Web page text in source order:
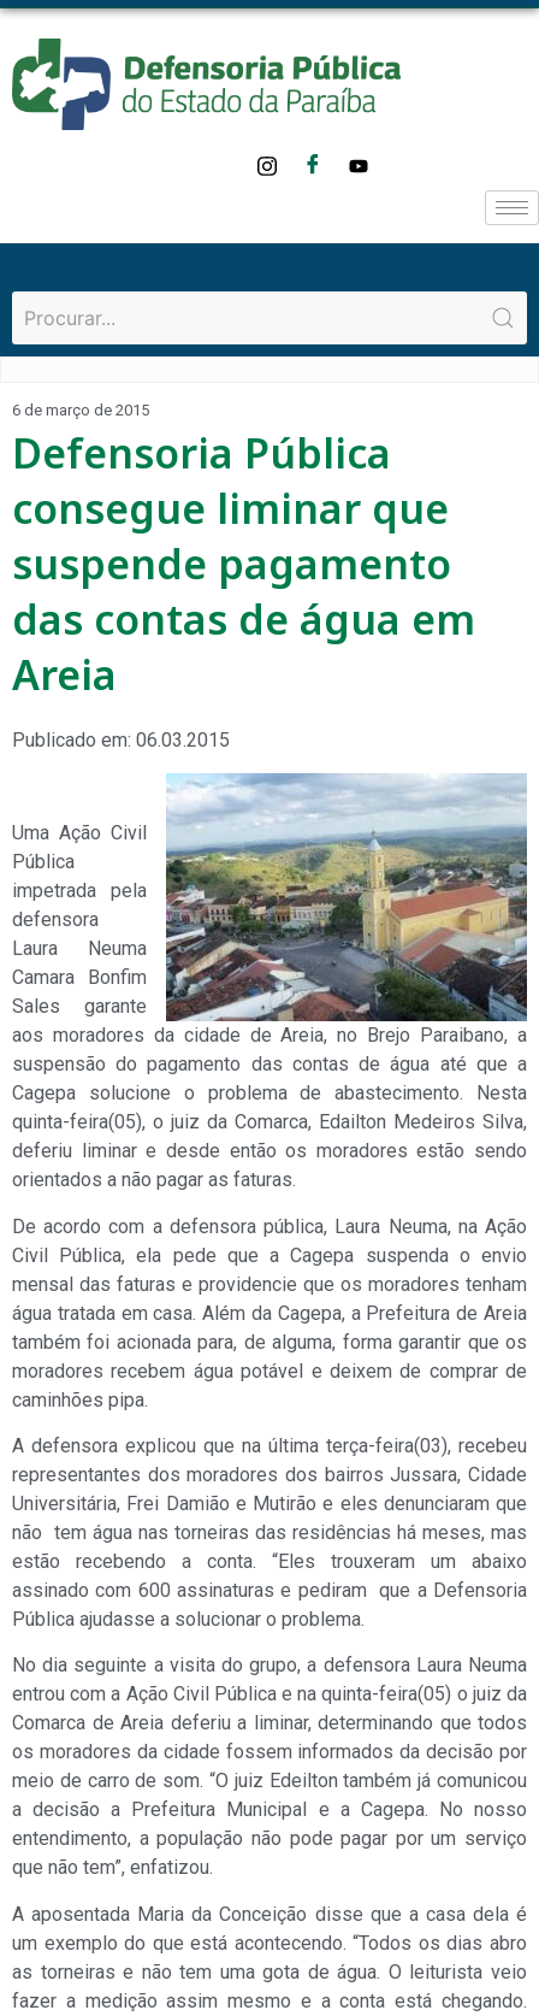
6 de março de 2015
Defensoria Pública
consegue liminar que
suspende pagamento
das contas de água em
Areia
Publicado em: 06.03.2015
Uma Ação Civil
Pública
impetrada pela
defensora
Laura Neuma
Camara Bonfim
Sales garante
aos moradores da cidade de Areia, no Brejo Paraibano, a
suspensão do pagamento das contas de água até que a
Cagepa solucione o problema de abastecimento. Nesta
quinta-feira(05), o juiz da Comarca, Edailton Medeiros Silva,
deferiu liminar e desde então os moradores estão sendo
orientados a não pagar as faturas.
De acordo com a defensora pública, Laura Neuma, na Ação
Civil Pública, ela pede que a Cagepa suspenda o envio
mensal das faturas e providencie que os moradores tenham
água tratada em casa. Além da Cagepa, a Prefeitura de Areia
também foi acionada para, de alguma, forma garantir que os
moradores recebem água potável e deixem de comprar de
caminhões pipa.
A defensora explicou que na última terça-feira(03), recebeu
representantes dos moradores dos bairros Jussara, Cidade
Universitária, Frei Damião e Mutirão e eles denunciaram que
não tem água nas torneiras das residências há meses, mas
estão recebendo a conta. “Eles trouxeram um abaixo
assinado com 600 assinaturas e pediram que a Defensoria
Pública ajudasse a solucionar o problema.
No dia seguinte a visita do grupo, a defensora Laura Neuma
entrou com a Ação Civil Pública e na quinta-feira(05) o juiz da
Comarca de Areia deferiu a liminar, determinando que todos
os moradores da cidade fossem informados da decisão por
meio de carro de som. “O juiz Edeilton também já comunicou
a decisão a Prefeitura Municipal e a Cagepa. No nosso
entendimento, a população não pode pagar por um serviço
que não tem”, enfatizou.
A aposentada Maria da Conceição disse que a casa dela é
um exemplo do que está acontecendo. “Todos os dias abro
as torneiras e não tem uma gota de água. O leiturista veio
fazer a medição assim mesmo e a conta está chegando.